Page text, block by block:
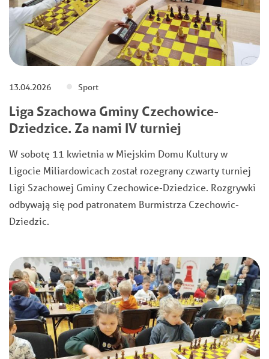
13.04.2026 Sport
Liga Szachowa Gminy Czechowice-
Dziedzice. Za nami IV turniej
W sobotę 11 kwietnia w Miejskim Domu Kultury w
Ligocie Miliardowicach został rozegrany czwarty turniej
Ligi Szachowej Gminy Czechowice-Dziedzice. Rozgrywki
odbywają się pod patronatem Burmistrza Czechowic-
Dziedzic.